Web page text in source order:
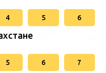
4 5 6
5 6 7